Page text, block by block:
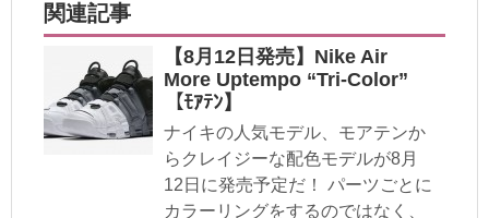
関連記事
【8月12日発売】Nike Air
More Uptempo “Tri-Color”
【ﾓｱﾃﾝ】
ナイキの人気モデル、モアテンか
らクレイジーな配色モデルが8月
12日に発売予定だ！ パーツごとに
カラーリングをするのではなく、